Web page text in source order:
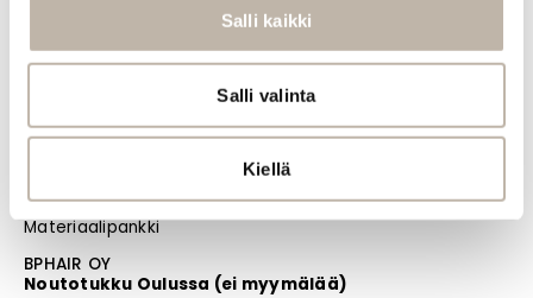
Salli kaikki
Salli valinta
Kiellä
Uutuudet
PRO
Oma tili
Materiaalipankki
BPHAIR OY
Noutotukku Oulussa (ei myymälää)